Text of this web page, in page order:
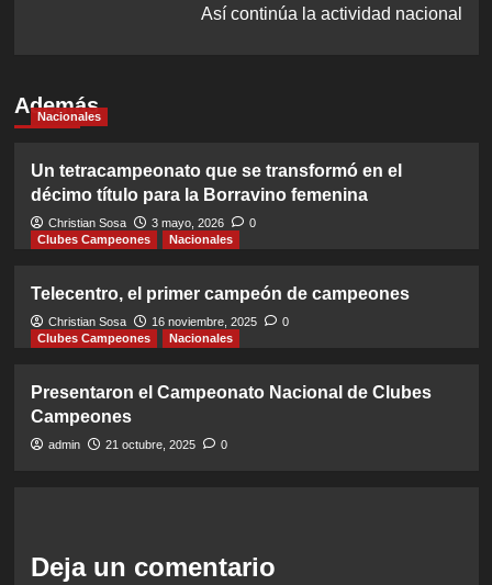
Así continúa la actividad nacional
Además
Nacionales
Un tetracampeonato que se transformó en el
décimo título para la Borravino femenina
Christian Sosa 3 mayo, 2026
0
Clubes Campeones
Nacionales
Telecentro, el primer campeón de campeones
Christian Sosa 16 noviembre, 2025
0
Clubes Campeones
Nacionales
Presentaron el Campeonato Nacional de Clubes
Campeones
admin 21 octubre, 2025 0
Deja un comentario